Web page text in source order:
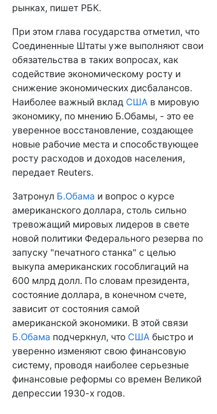
рынках, пишет РБК.
При этом глава государства отметил, что
Соединенные Штаты уже выполняют свои
обязательства в таких вопросах, как
содействие экономическому росту и
снижение экономических дисбалансов.
Наиболее важный вклад США в мировую
экономику, по мнению Б.Обамы, - это ее
уверенное восстановление, создающее
новые рабочие места и способствующее
росту расходов и доходов населения,
передает Reuters.
Затронул Б.Обама и вопрос о курсе
американского доллара, столь сильно
тревожащий мировых лидеров в свете
новой политики Федерального резерва по
запуску "печатного станка" с целью
выкупа американских гособлигаций на
600 млрд долл. По словам президента,
состояние доллара, в конечном счете,
зависит от состояния самой
американской экономики. В этой связи
Б.Обама подчеркнул, что США быстро и
уверенно изменяют свою финансовую
систему, проводя наиболее серьезные
финансовые реформы со времен Великой
депрессии 1930-х годов.